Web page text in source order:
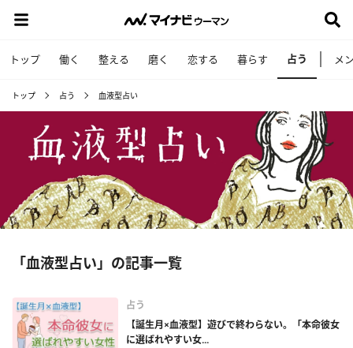
トップ 働く 整える 磨く 恋する 暮らす 占う メ
トップ 占う 血液型占い
「血液型占い」の記事一覧
占う
【誕生月×血液型】遊びで終わらない。「本命彼女
に選ばれやすい女...